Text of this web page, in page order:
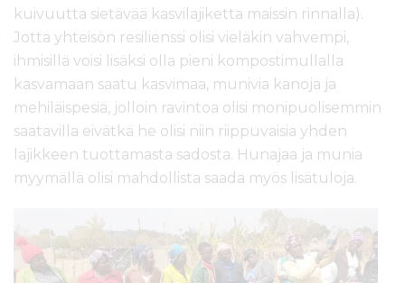
kuivuutta sietävää kasvilajiketta maissin rinnalla).
Jotta yhteisön resilienssi olisi vieläkin vahvempi,
ihmisillä voisi lisäksi olla pieni kompostimullalla
kasvamaan saatu kasvimaa, munivia kanoja ja
mehiläispesiä, jolloin ravintoa olisi monipuolisemmin
saatavilla eivätkä he olisi niin riippuvaisia yhden
lajikkeen tuottamasta sadosta. Hunajaa ja munia
myymällä olisi mahdollista saada myös lisätuloja.